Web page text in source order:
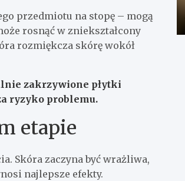
przedmiotu na stopę – mogą
rosnąć w zniekształcony
rozmiękcza skórę wokół
zakrzywione płytki
ryzyko problemu.
etapie
Skóra zaczyna być wrażliwa,
najlepsze efekty.